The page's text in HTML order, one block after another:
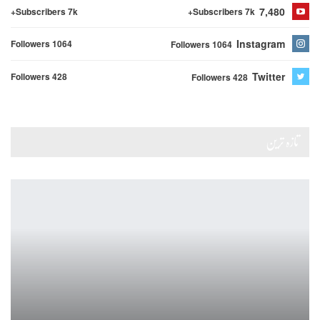
7,480
Subscribers 7k+
Subscribers 7k+
Instagram
Followers 1064
Followers 1064
Twitter
Followers 428
Followers 428